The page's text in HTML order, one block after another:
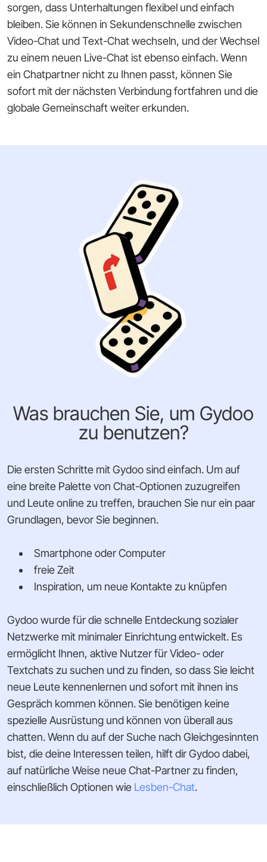
sorgen, dass Unterhaltungen flexibel und einfach
bleiben. Sie können in Sekundenschnelle zwischen
Video-Chat und Text-Chat wechseln, und der Wechsel
zu einem neuen Live-Chat ist ebenso einfach. Wenn
ein Chatpartner nicht zu Ihnen passt, können Sie
sofort mit der nächsten Verbindung fortfahren und die
globale Gemeinschaft weiter erkunden.
Was brauchen Sie, um Gydoo
zu benutzen?
Die ersten Schritte mit Gydoo sind einfach. Um auf
eine breite Palette von Chat-Optionen zuzugreifen
und Leute online zu treffen, brauchen Sie nur ein paar
Grundlagen, bevor Sie beginnen.
Smartphone oder Computer
freie Zeit
Inspiration, um neue Kontakte zu knüpfen
Gydoo wurde für die schnelle Entdeckung sozialer
Netzwerke mit minimaler Einrichtung entwickelt. Es
ermöglicht Ihnen, aktive Nutzer für Video- oder
Textchats zu suchen und zu finden, so dass Sie leicht
neue Leute kennenlernen und sofort mit ihnen ins
Gespräch kommen können. Sie benötigen keine
spezielle Ausrüstung und können von überall aus
chatten. Wenn du auf der Suche nach Gleichgesinnten
bist, die deine Interessen teilen, hilft dir Gydoo dabei,
auf natürliche Weise neue Chat-Partner zu finden,
einschließlich Optionen wie Lesben-Chat.